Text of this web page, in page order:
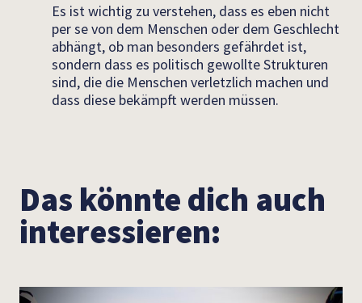
Es ist wichtig zu verstehen, dass es eben nicht
per se von dem Menschen oder dem Geschlecht
abhängt, ob man besonders gefährdet ist,
sondern dass es politisch gewollte Strukturen
sind, die die Menschen verletzlich machen und
dass diese bekämpft werden müssen.
Das könnte dich auch
interessieren: